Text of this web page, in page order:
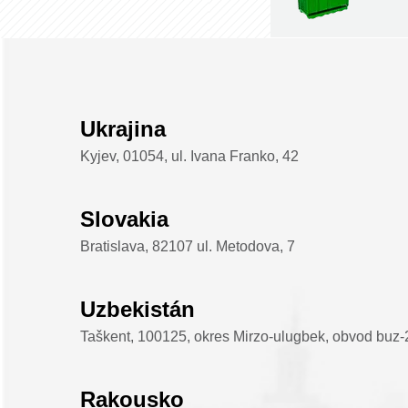
Ukrajina
Kyjev, 01054, ul. Ivana Franko, 42
Slovakia
Bratislava, 82107 ul. Metodova, 7
Uzbekistán
Taškent, 100125, okres Mirzo-ulugbek, obvod buz-
Rakousko